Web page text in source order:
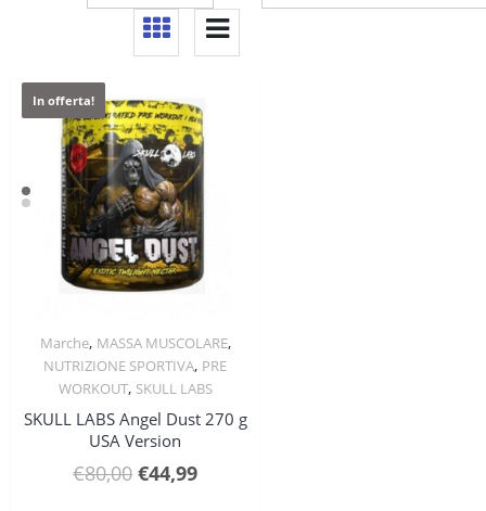
In offerta!
Quick View
Marche, MASSA MUSCOLARE,
NUTRIZIONE SPORTIVA, PRE
WORKOUT, SKULL LABS
SKULL LABS Angel Dust 270 g
USA Version
€80,00 Il
€44,99Il